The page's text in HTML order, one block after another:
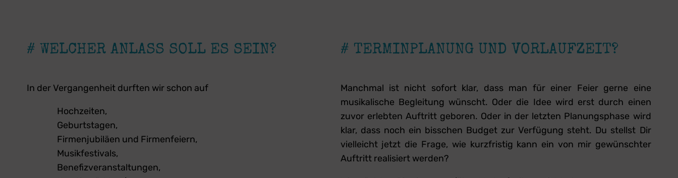
# WELCHER ANLASS SOLL ES SEIN?
In der Vergangenheit durften wir schon auf
Hochzeiten,
Geburtstagen,
Firmenjubiläen und Firmenfeiern,
Musikfestivals,
Benefizveranstaltungen,
# TERMINPLANUNG UND VORLAUFZEIT?
Manchmal ist nicht sofort klar, dass man für einer Feier gerne eine
musikalische Begleitung wünscht. Oder die Idee wird erst durch einen
zuvor erlebten Auftritt geboren. Oder in der letzten Planungsphase wird
klar, dass noch ein bisschen Budget zur Verfügung steht. Du stellst Dir
vielleicht jetzt die Frage, wie kurzfristig kann ein von mir gewünschter
Auftritt realisiert werden?